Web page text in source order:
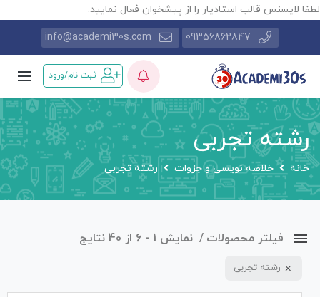
لطفا لایسنس قالب استادیار را از پیشخوان فعال نمایید.
09356862847
info@academi30s.com
ثبت نام/ورود
رشته تجربی
خانه خلاصه نویسی و جزوات رشته تجربی
فیلتر محصولات نمایش 1 - 6 از 40 نتایج
رشته تجربی